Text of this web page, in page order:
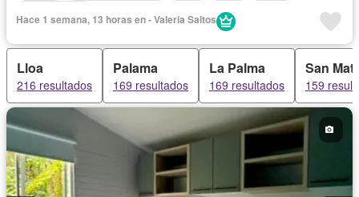
Hace 1 semana, 13 horas en - Valeria Saltos
Lloa
216 resultados
Palama
169 resultados
La Palma
169 resultados
San
159